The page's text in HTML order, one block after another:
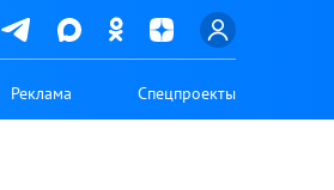
Реклама Спецпроекты